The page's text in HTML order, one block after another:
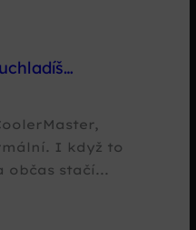
I když to
občas stačí...